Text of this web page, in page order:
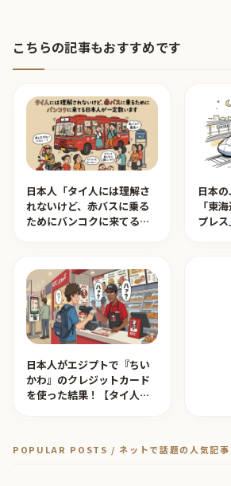
こちらの記事もおすすめです
日本人「タイ人には理解さ
れないけど、赤バスに乗る
ためにバンコクに来てる日
日本
「東
プレ
日本人がエジプトで『ちい
かわ』のクレジットカード
を使った結果！【タイ人の
POPULAR POSTS / ネットで話題の人気記事